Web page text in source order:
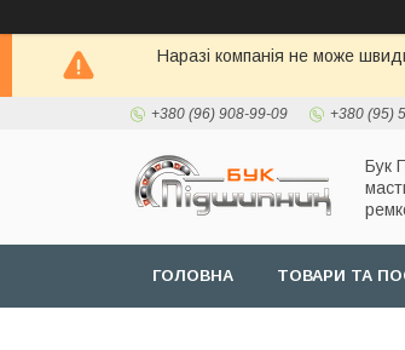
Наразі компанія не може
+380 (96) 908-99-09 +380 (95)
Бук
ГОЛОВНА ТОВАРИ ТА